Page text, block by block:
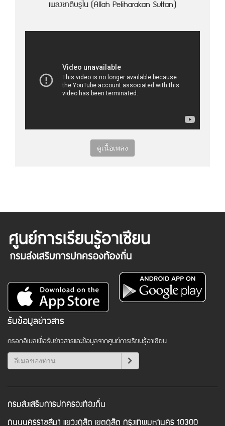
เพลงชาติบรูไน (Allah Peliharakan Sultan)
ดูเนื้อเพลง
รับข้อมูลข่าวสาร
กรอกอีเมลเพื่อรับข่าวสารและข้อมูลจากศูนย์การเรียนรู้อาเซียน
กรมส่งเสริมการปกครองท้องถิ่น
ถนนนครราชสีมา แขวงดุสิต เขตดุสิต กรุงเทพมหานคร 10300